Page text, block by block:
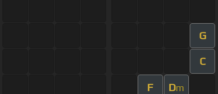
G
C
F Dm